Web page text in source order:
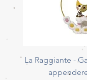
La Raggiante -